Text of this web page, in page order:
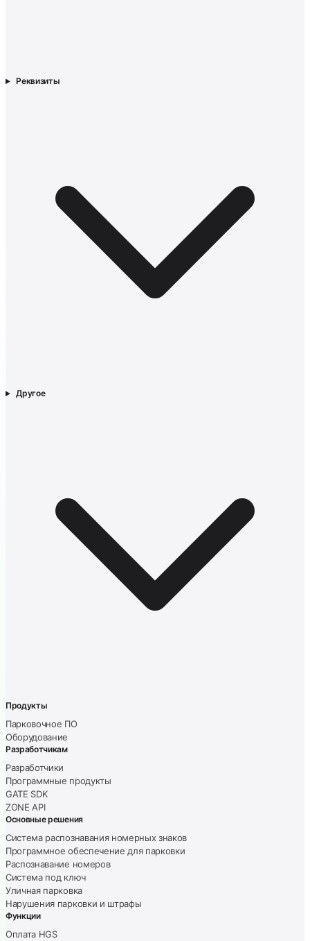
Реквизиты
Другое
Продукты
Парковочное ПО
Оборудование
Разработчикам
Разработчики
Программные продукты
GATE SDK
ZONE API
Основные решения
Система распознавания номерных знаков
Программное обеспечение для парковки
Распознавание номеров
Система под ключ
Уличная парковка
Нарушения парковки и штрафы
Функции
Оплата HGS